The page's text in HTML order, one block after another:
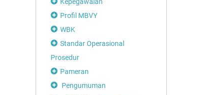
Profil MBVY
WBK
Standar Operasional
Prosedur
Pameran
Pengumuman